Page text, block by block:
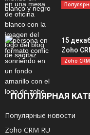
15
Zoho
Zoho
ПОПУЛЯРНАЯ
Популярные новости
Zoho CRM RU